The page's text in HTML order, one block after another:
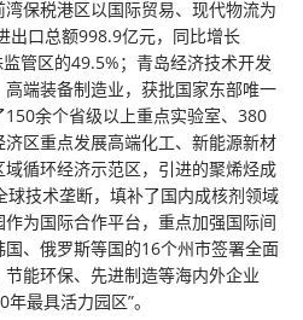
保税港区以国际贸易、现代物流为
出口总额998.9亿元，同比增长
管区的49.5%；青岛经济技术开发
端装备制造业，获批国家东部唯一
余个省级以上重点实验室、380
区重点发展高端化工、新能源新材
循环经济示范区，引进的聚烯烃成
技术垄断，填补了国内成核剂领域
为国际合作平台，重点加强国际间
、俄罗斯等国的16个州市签署全面
能环保、先进制造等海内外企业
最具活力园区”。